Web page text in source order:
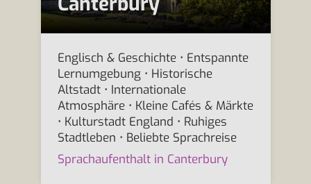
Englisch & Geschichte • Entspannte
Lernumgebung • Historische
Altstadt • Internationale
Atmosphäre • Kleine Cafés & Märkte
• Kulturstadt England • Ruhiges
Stadtleben • Beliebte Sprachreise
Sprachaufenthalt in Canterbury